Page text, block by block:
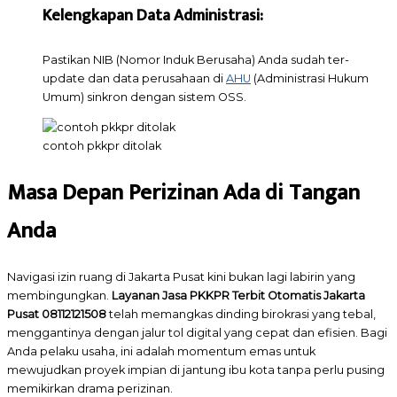
Kelengkapan Data Administrasi:
Pastikan NIB (Nomor Induk Berusaha) Anda sudah ter-
update dan data perusahaan di AHU (Administrasi Hukum
Umum) sinkron dengan sistem OSS.
contoh pkkpr ditolak
Masa Depan Perizinan Ada di Tangan
Anda
Navigasi izin ruang di Jakarta Pusat kini bukan lagi labirin yang
membingungkan. Layanan Jasa PKKPR Terbit Otomatis Jakarta
Pusat 08112121508telah memangkas dinding birokrasi yang tebal,
menggantinya dengan jalur tol digital yang cepat dan efisien. Bagi
Anda pelaku usaha, ini adalah momentum emas untuk
mewujudkan proyek impian di jantung ibu kota tanpa perlu pusing
memikirkan drama perizinan.